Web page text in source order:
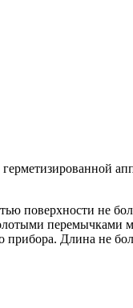
поверхности не
перемычками
Длина не